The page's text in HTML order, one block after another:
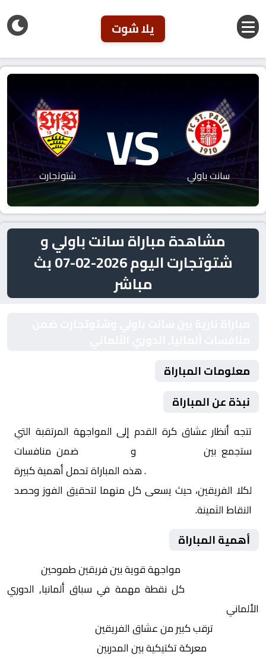
يلا شوت
سانت باولي VS شتوتجارت
مشاهدة مباراة سانت باولي و
شتوتجارت اليوم 2026-02-07 بث
مباشر
معلومات المباراة
نبذة عن المباراة
تتجه أنظار عشاق كرة القدم إلى المواجهة المرتقبة التي
ستجمع بين
وشتوتجارت
ضمن منافسات
. هذه المباراة تحمل أهمية كبيرة
لكلا الفريقين، حيث يسعى كل منهما لتحقيق الفوز وحصد
النقاط الثمينة.
أهمية المباراة
مواجهة قوية بين فريقين طموحين
كل نقطة مهمة في سباق ألمانيا, الدوري
الألماني
ترقب كبير من عشاق الفريقين
معركة تكتيكية بين المدربين